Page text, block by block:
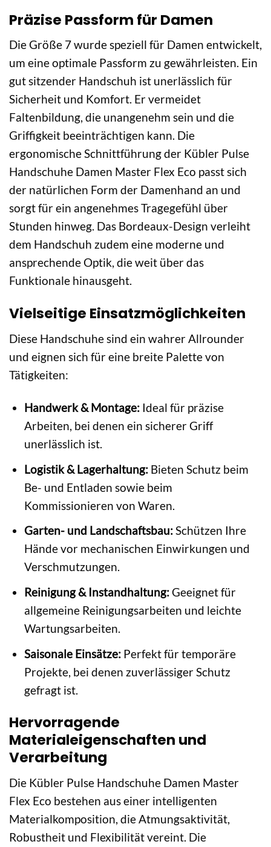
Präzise Passform für Damen
Die Größe 7 wurde speziell für Damen entwickelt,
um eine optimale Passform zu gewährleisten. Ein
gut sitzender Handschuh ist unerlässlich für
Sicherheit und Komfort. Er vermeidet
Faltenbildung, die unangenehm sein und die
Griffigkeit beeinträchtigen kann. Die
ergonomische Schnittführung der Kübler Pulse
Handschuhe Damen Master Flex Eco passt sich
der natürlichen Form der Damenhand an und
sorgt für ein angenehmes Tragegefühl über
Stunden hinweg. Das Bordeaux-Design verleiht
dem Handschuh zudem eine moderne und
ansprechende Optik, die weit über das
Funktionale hinausgeht.
Vielseitige Einsatzmöglichkeiten
Diese Handschuhe sind ein wahrer Allrounder
und eignen sich für eine breite Palette von
Tätigkeiten:
Handwerk & Montage:Ideal für präzise
Arbeiten, bei denen ein sicherer Griff
unerlässlich ist.
Logistik & Lagerhaltung:Bieten Schutz beim
Be- und Entladen sowie beim
Kommissionieren von Waren.
Garten- und Landschaftsbau:Schützen Ihre
Hände vor mechanischen Einwirkungen und
Verschmutzungen.
Reinigung & Instandhaltung:Geeignet für
allgemeine Reinigungsarbeiten und leichte
Wartungsarbeiten.
Saisonale Einsätze:Perfekt für temporäre
Projekte, bei denen zuverlässiger Schutz
gefragt ist.
Hervorragende
Materialeigenschaften und
Verarbeitung
Die Kübler Pulse Handschuhe Damen Master
Flex Eco bestehen aus einer intelligenten
Materialkomposition, die Atmungsaktivität,
Robustheit und Flexibilität vereint. Die